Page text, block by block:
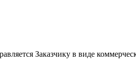
Заказчику в виде